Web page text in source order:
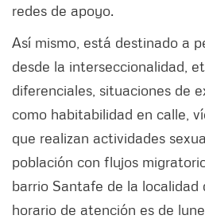
redes de apoyo.
Así mismo, está destinado a
desde la interseccionalidad,
diferenciales, situaciones de
como habitabilidad en calle,
que realizan actividades
población con flujos
barrio Santafe de la localidad
horario de atención es de